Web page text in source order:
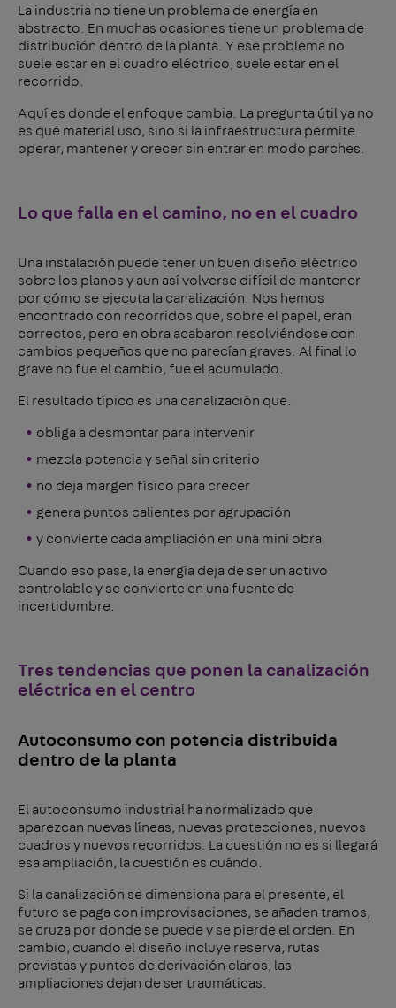
La industria no tiene un problema de energía en
abstracto. En muchas ocasiones tiene un problema de
distribución dentro de la planta. Y ese problema no
suele estar en el cuadro eléctrico, suele estar en el
recorrido.
Aquí es donde el enfoque cambia. La pregunta útil ya no
es qué material uso, sino si la infraestructura permite
operar, mantener y crecer sin entrar en modo parches.
Lo que falla en el camino, no en el cuadro
Una instalación puede tener un buen diseño eléctrico
sobre los planos y aun así volverse difícil de mantener
por cómo se ejecuta la canalización. Nos hemos
encontrado con recorridos que, sobre el papel, eran
correctos, pero en obra acabaron resolviéndose con
cambios pequeños que no parecían graves. Al final lo
grave no fue el cambio, fue el acumulado.
El resultado típico es una canalización que.
obliga a desmontar para intervenir
mezcla potencia y señal sin criterio
no deja margen físico para crecer
genera puntos calientes por agrupación
y convierte cada ampliación en una mini obra
Cuando eso pasa, la energía deja de ser un activo
controlable y se convierte en una fuente de
incertidumbre.
Tres tendencias que ponen la canalización
eléctrica en el centro
Autoconsumo con potencia distribuida
dentro de la planta
El autoconsumo industrial ha normalizado que
aparezcan nuevas líneas, nuevas protecciones, nuevos
cuadros y nuevos recorridos. La cuestión no es si llegará
esa ampliación, la cuestión es cuándo.
Si la canalización se dimensiona para el presente, el
futuro se paga con improvisaciones, se añaden tramos,
se cruza por donde se puede y se pierde el orden. En
cambio, cuando el diseño incluye reserva, rutas
previstas y puntos de derivación claros, las
ampliaciones dejan de ser traumáticas.